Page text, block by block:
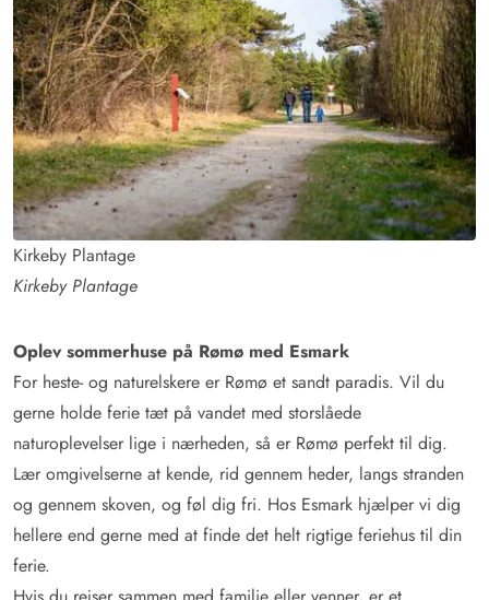
Kirkeby Plantage
Kirkeby Plantage
Oplev sommerhuse på Rømø med Esmark
For heste- og naturelskere er Rømø et sandt paradis. Vil du
gerne holde ferie tæt på vandet med storslåede
naturoplevelser lige i nærheden, så er Rømø perfekt til dig.
Lær omgivelserne at kende, rid gennem heder, langs stranden
og gennem skoven, og føl dig fri. Hos Esmark hjælper vi dig
hellere end gerne med at finde det helt rigtige feriehus til din
ferie.